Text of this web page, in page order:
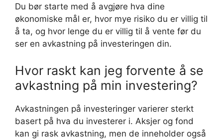
Du bør starte med å avgjøre hva dine
økonomiske mål er, hvor mye risiko du er villig til
å ta, og hvor lenge du er villig til å vente før du
ser en avkastning på investeringen din.
Hvor raskt kan jeg forvente å se
avkastning på min investering?
Avkastningen på investeringer varierer sterkt
basert på hva du investerer i. Aksjer og fond
kan gi rask avkastning, men de inneholder også